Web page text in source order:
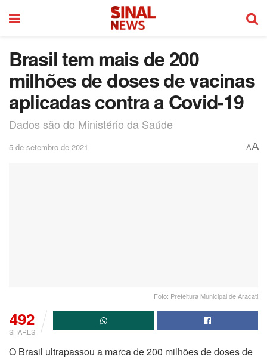
Brasil tem mais de 200
milhões de doses de vacinas
aplicadas contra a Covid-19
Dados são do Ministério da Saúde
5 de setembro de 2021 AA
Foto: Prefeitura Municipal de Aracati
492
SHARES
O Brasil ultrapassou a marca de 200 milhões de doses de